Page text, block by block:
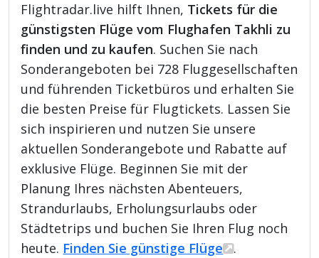
Flightradar.live hilft Ihnen, Tickets für die
günstigsten Flüge vom Flughafen Takhli zu
finden und zu kaufen. Suchen Sie nach
Sonderangeboten bei 728 Fluggesellschaften
und führenden Ticketbüros und erhalten Sie
die besten Preise für Flugtickets. Lassen Sie
sich inspirieren und nutzen Sie unsere
aktuellen Sonderangebote und Rabatte auf
exklusive Flüge. Beginnen Sie mit der
Planung Ihres nächsten Abenteuers,
Strandurlaubs, Erholungsurlaubs oder
Städtetrips und buchen Sie Ihren Flug noch
heute. Finden Sie günstige Flüge .